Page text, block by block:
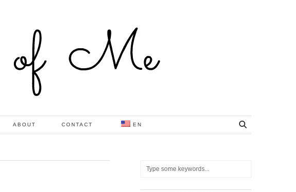
ABOUT CONTACT EN